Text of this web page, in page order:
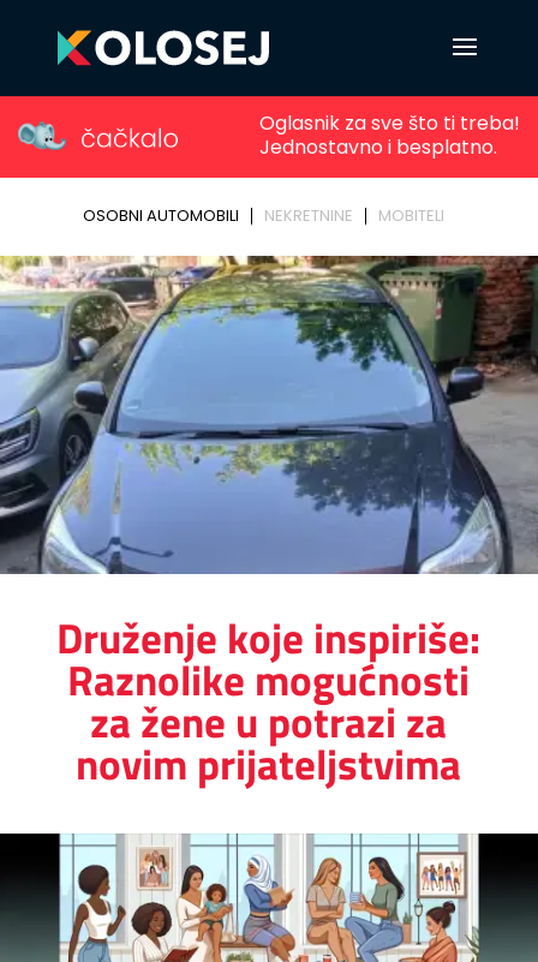
Druženje koje inspiriše:
Raznolike mogućnosti
za žene u potrazi za
novim prijateljstvima